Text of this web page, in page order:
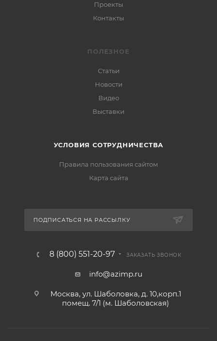
Проекты
Контакты
ПОЛЕЗНОЕ
Статьи
Новости
Видео
Выставки
УСЛОВИЯ СОТРУДНИЧЕСТВА
Правила пользования сайтом
Карта сайта
ПОДПИСАТЬСЯ НА РАССЫЛКУ
8 (800) 551-20-97 ЗАКАЗАТЬ ЗВОНОК
info@azimp.ru
Москва, ул. Шаболовка, д. 10,корп.1
помещ. 7/1 (м. Шаболовская)